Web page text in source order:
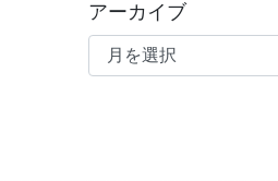
アーカイブ
ア